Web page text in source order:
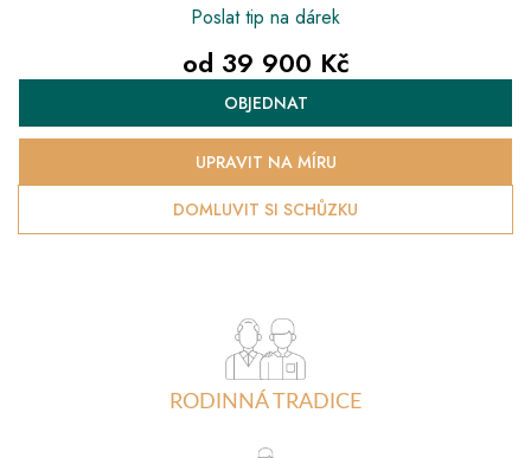
Poslat tip na dárek
od 39 900 Kč
Měrná
cena:
OBJEDNAT
DOMLUVIT SI SCHŮZKU
UPRAVIT NA MÍRU
RODINNÁ TRADICE